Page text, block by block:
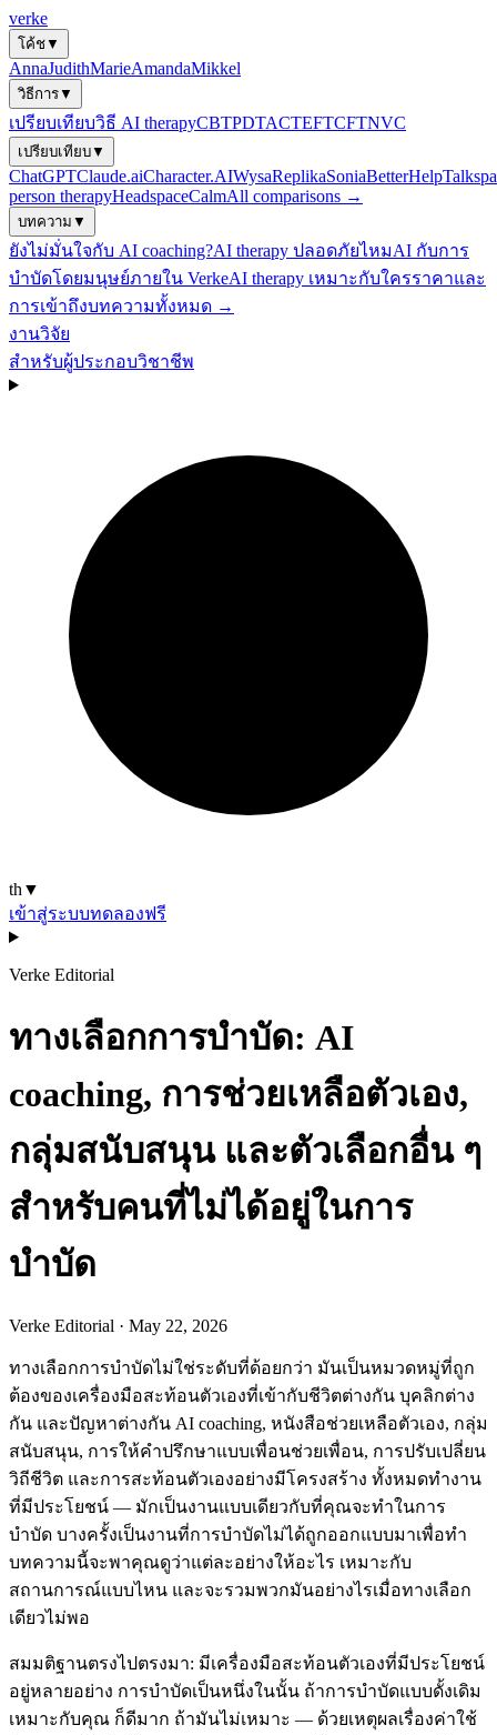
verke
โค้ช▼
AnnaJudithMarieAmandaMikkel
วิธีการ▼
เปรียบเทียบวิธี AI therapyCBTPDTACTEFTCFTNVC
เปรียบเทียบ▼
ChatGPTClaude.aiCharacter.AIWysaReplikaSoniaBetterHelp
person therapyHeadspaceCalmAll comparisons →
บทความ ▼
ยังไม่มั่นใจกับ AI coaching?AI therapy ปลอดภัยไหมAI กับการ
บำบัดโดยมนุษย์ภายใน VerkeAI therapy เหมาะกับใครราคาและ
การเข้าถึงบทความทั้งหมด →
งานวิจัย
สำหรับผู้ประกอบวิชาชีพ
th ▼
เข้าสู่ระบบทดลองฟรี
Verke Editorial
ทางเลือกการบำบัด: AI
coaching, การช่วยเหลือตัวเอง,
กลุ่มสนับสนุน และตัวเลือกอื่น ๆ
สำหรับคนที่ไม่ได้อยู่ในการ
บำบัด
Verke Editorial · May 22, 2026
ทางเลือกการบำบัดไม่ใช่ระดับที่ด้อยกว่า มันเป็นหมวดหมู่ที่ถูก
ต้องของเครื่องมือสะท้อนตัวเองที่เข้ากับชีวิตต่างกัน บุคลิกต่าง
กัน และปัญหาต่างกัน AI coaching, หนังสือช่วยเหลือตัวเอง, กลุ่ม
สนับสนุน, การให้คำปรึกษาแบบเพื่อนช่วยเพื่อน, การปรับเปลี่ยน
วิถีชีวิต และการสะท้อนตัวเองอย่างมีโครงสร้าง ทั้งหมดทำงาน
ที่มีประโยชน์ — มักเป็นงานแบบเดียวกับที่คุณจะทำในการ
บำบัด บางครั้งเป็นงานที่การบำบัดไม่ได้ถูกออกแบบมาเพื่อทำ
บทความนี้จะพาคุณดูว่าแต่ละอย่างให้อะไร เหมาะกับ
สถานการณ์แบบไหน และจะรวมพวกมันอย่างไรเมื่อทางเลือก
เดียวไม่พอ
สมมติฐานตรงไปตรงมา: มีเครื่องมือสะท้อนตัวเองที่มีประโยชน์
อยู่หลายอย่าง การบำบัดเป็นหนึ่งในนั้น ถ้าการบำบัดแบบดั้งเดิม
เหมาะกับคุณ ก็ดีมาก ถ้ามันไม่เหมาะ — ด้วยเหตุผลเรื่องค่าใช้